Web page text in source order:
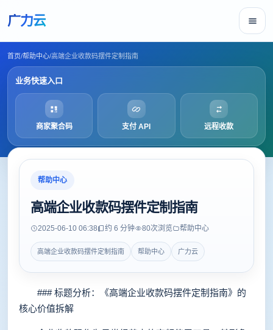
广力云
首页/帮助中心/高端企业收款码摆件定制指南
业务快速入口
商家聚合码 支付 API 远程收款
帮助中心
高端企业收款码摆件定制指南
2025-06-10 06:38 约 6 分钟 80次浏览 帮助中心
高端企业收款码摆件定制指南 帮助中心 广力云
### 标题分析：《高端企业收款码摆件定制指南》的
核心价值拆解